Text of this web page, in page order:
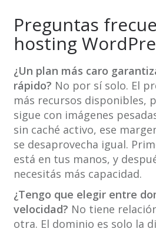
Preguntas
hosting
¿Un plan más caro
rápido? No por sí solo. El
más recursos disponibles,
sigue con imágenes
sin caché activo, ese
se desaprovecha igual.
está en tus manos, y
necesitás más capacidad.
¿Tengo que elegir entre
velocidad? No tiene
otra. El dominio es solo la